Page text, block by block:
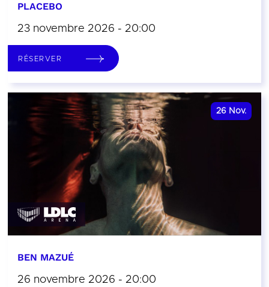
PLACEBO
23 novembre 2026 - 20:00
RÉSERVER
26 Nov.
BEN MAZUÉ
26 novembre 2026 - 20:00